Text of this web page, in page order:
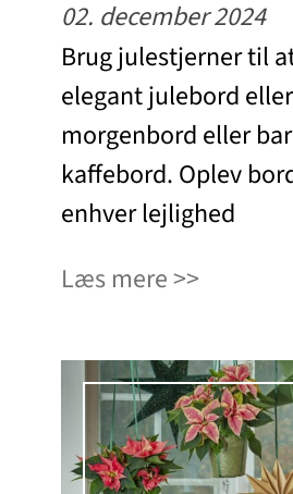
02. december 2024
Brug julestjerner til
elegant julebord
morgenbord eller
kaffebord. Oplev
enhver lejlighed
Læs mere